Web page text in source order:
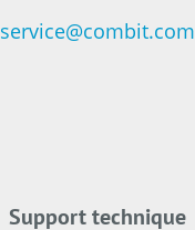
service@combit.com
Support technique